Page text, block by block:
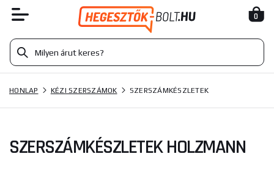
0
HONLAP KÉZI SZERSZÁMOK SZERSZÁMKÉSZLETEK
SZERSZÁMKÉSZLETEK HOLZMANN